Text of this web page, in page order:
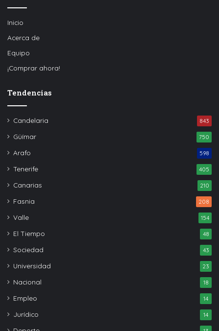
Inicio
Acerca de
Equipo
¡Comprar ahora!
Tendencias
Candelaria 843
Güímar 750
Arafo 598
Tenerife 405
Canarias 210
Fasnia 208
Valle 154
El Tiempo 48
Sociedad 43
Universidad 23
Nacional 18
Empleo 14
Jurídico 14